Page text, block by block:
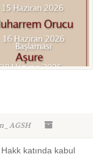
katında kabul